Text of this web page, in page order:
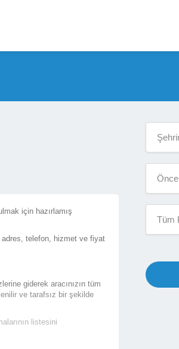
için hazırlamış
adres, telefon, hizmet ve fiyat
giderek aracınızın tüm
ve tarafsız bir şekilde
listesini
Tüm